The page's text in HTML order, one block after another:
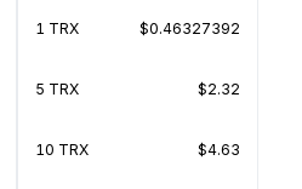
1 TRX $0.46327392
5 TRX $2.32
10 TRX $4.63